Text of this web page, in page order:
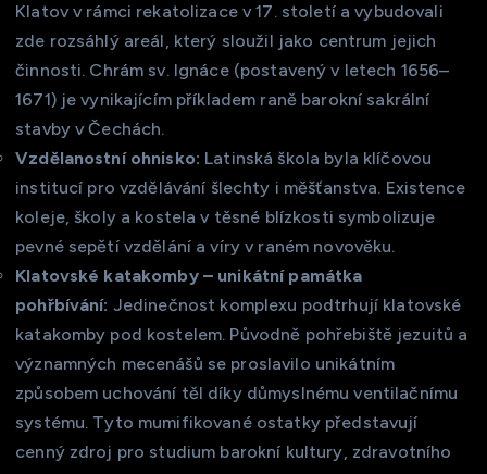
Klatov v rámci rekatolizace v 17. století a vybudovali
zde rozsáhlý areál, který sloužil jako centrum jejich
činnosti. Chrám sv. Ignáce (postavený v letech 1656–
1671) je vynikajícím příkladem raně barokní sakrální
stavby v Čechách.
Vzdělanostní ohnisko: Latinská škola byla klíčovou
institucí pro vzdělávání šlechty i měšťanstva. Existence
koleje, školy a kostela v těsné blízkosti symbolizuje
pevné sepětí vzdělání a víry v raném novověku.
Klatovské katakomby – unikátní památka
pohřbívání: Jedinečnost komplexu podtrhují klatovské
katakomby pod kostelem. Původně pohřebiště jezuitů a
významných mecenášů se proslavilo unikátním
způsobem uchování těl díky důmyslnému ventilačnímu
systému. Tyto mumifikované ostatky představují
cenný zdroj pro studium barokní kultury, zdravotního